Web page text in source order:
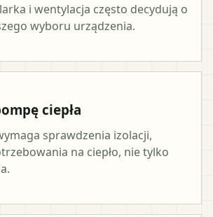
i wentylacja często decydują o
wyboru urządzenia.
ciepła
sprawdzenia izolacji,
na ciepło, nie tylko